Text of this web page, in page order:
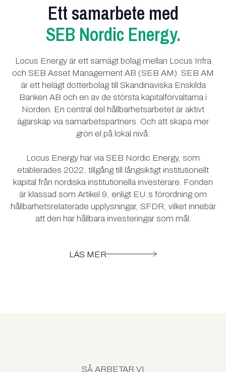
Ett samarbete med
SEB Nordic Energy.
Locus Energy är ett samägt bolag mellan Locus Infra
och SEB Asset Management AB (SEB AM). SEB AM
är ett helägt dotterbolag till Skandinaviska Enskilda
Banken AB och en av de största kapitalförvaltarna i
Norden. En central del hållbarhetsarbetet är aktivt
ägarskap via samarbetspartners. Och att skapa mer
grön el på lokal nivå.
Locus Energy har via SEB Nordic Energy, som
etablerades 2022, tillgång till långsiktigt institutionellt
kapital från nordiska institutionella investerare. Fonden
är klassad som Artikel 9, enligt EU:s förordning om
hållbarhetsrelaterade upplysningar, SFDR, vilket innebär
att den har hållbara investeringar som mål.
LÄS MER
SÅ ARBETAR VI